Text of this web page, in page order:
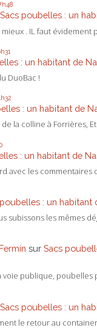
Sacs poubelles : un
. IL faut évidement
: un habitant de
DuoBac !
: un habitant de
la colline à Forrières,
: un habitant de
avec les commentaires
: un habitant
subissons les mêmes
sur Sacs
voie publique, poubelles
Sacs poubelles : un
le retour au